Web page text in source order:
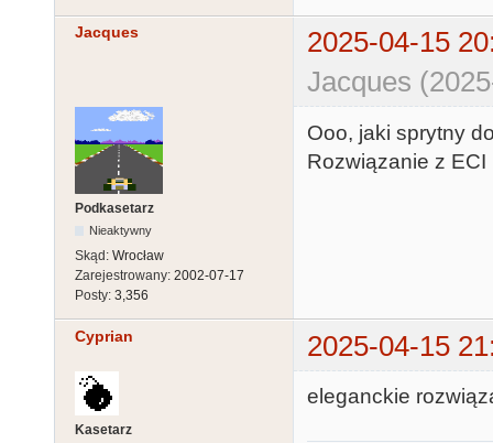
Jacques
2025-04-15
Jacques
Podkasetarz
Nieaktywny
Skąd: Wrocław
Zarejestrowany: 2002-07-17
Posty: 3,356
Ooo, jaki sprytny
Rozwiązanie z ECI
Cyprian 2025-04-15
Kasetarz
eleganckie